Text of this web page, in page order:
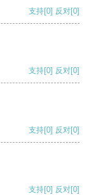
支持[0] 反对[0]
支持[0] 反对[0]
支持[0] 反对[0]
支持[0] 反对[0]